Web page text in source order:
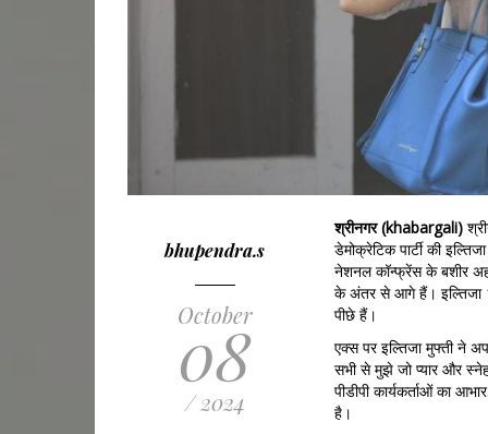
bhupendra.s
October
08
/ 2024
श्रीनगर (khabargali)
डेमोक्रेटिक पार्टी की
नेशनल कॉन्फ्रेंस के बशीर
के अंतर से आगे हैं। इल्तिजा
पीछे हैं।
एक्स पर इल्तिजा मुफ्ती ने
सभी से मुझे जो प्यार और
पीडीपी कार्यकर्ताओं का
है।